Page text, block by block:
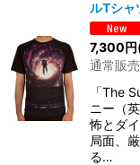
ルTシャ
7,300円
通常販
「The
ニー（
怖とダ
局面、
る…